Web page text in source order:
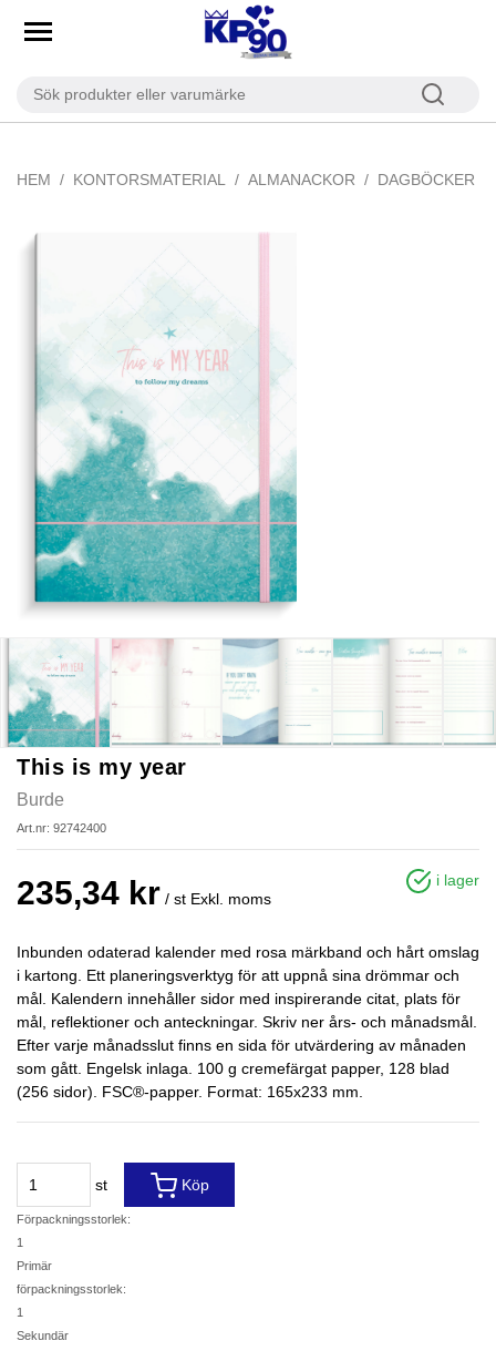
HEM KONTORSMATERIAL ALMANACKOR DAGBÖCKER
This is my year
Burde
Art.nr: 92742400
235,34 kr / st Exkl. moms
i lager
Inbunden odaterad kalender med rosa märkband och hårt omslag
i kartong. Ett planeringsverktyg för att uppnå sina drömmar och
mål. Kalendern innehåller sidor med inspirerande citat, plats för
mål, reflektioner och anteckningar. Skriv ner års- och månadsmål.
Efter varje månadsslut finns en sida för utvärdering av månaden
som gått. Engelsk inlaga. 100 g cremefärgat papper, 128 blad
(256 sidor). FSC®-papper. Format: 165x233 mm.
st
Förpackningsstorlek:
1
Primär
förpackningsstorlek:
1
Sekundär
Köp